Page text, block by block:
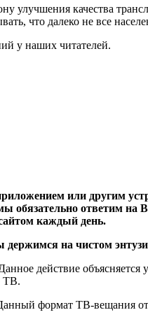
улучшения качества
что далеко не все
у наших читателей.
или другим
обязательно ответим на
каждый день.
на чистом
действие
ТВ.
формат ТВ-вещания